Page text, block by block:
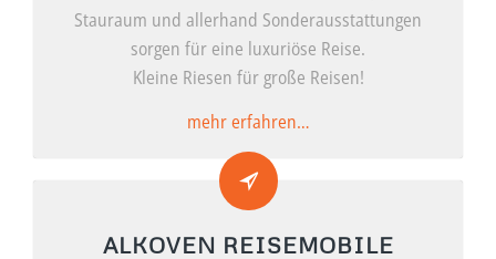
Stauraum und allerhand Sonderausstattungen
sorgen für eine luxuriöse Reise.
Kleine Riesen für große Reisen!
mehr erfahren…
ALKOVEN REISEMOBILE